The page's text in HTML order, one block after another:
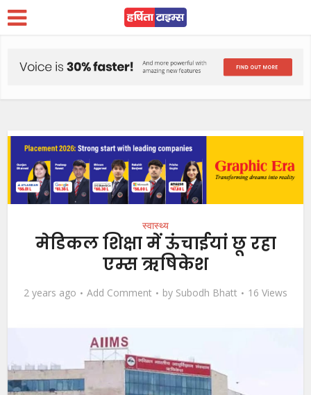
स्वास्थ्य
मेडिकल शिक्षा में ऊंचाईयां छू रहा
एम्स ऋषिकेश
2 years ago Add Comment by Subodh Bhatt 16 Views